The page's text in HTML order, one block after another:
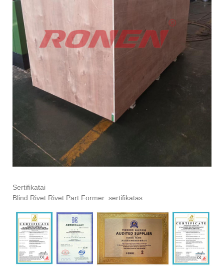
Sertifikatai
Blind Rivet Rivet Part Former: sertifikatas.